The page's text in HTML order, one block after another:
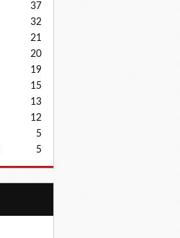
37
32
21
20
19
15
13
12
5
5